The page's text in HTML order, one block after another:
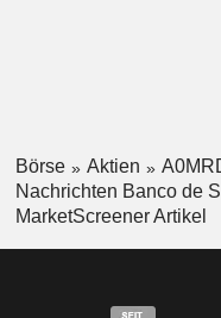
Börse Aktien
Nachrichten Banco de
MarketScreener Artikel